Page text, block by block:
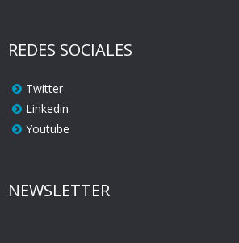
REDES SOCIALES
Twitter
Linkedin
Youtube
NEWSLETTER